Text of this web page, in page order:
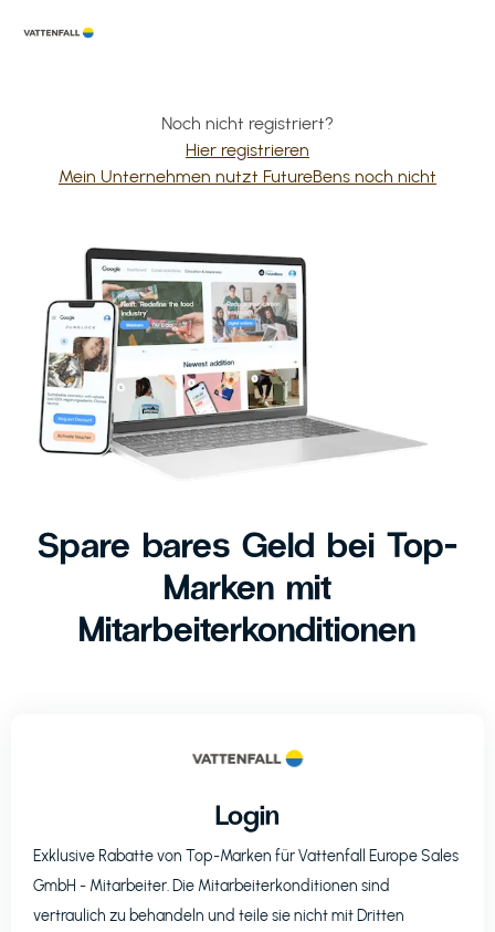
Noch nicht registriert?
Hier registrieren
Mein Unternehmen nutzt FutureBens noch nicht
Spare bares Geld bei Top-
Marken mit
Mitarbeiterkonditionen
Login
Exklusive Rabatte von Top-Marken fürVattenfall Europe Sales
GmbH - Mitarbeiter. Die Mitarbeiterkonditionen sind
vertraulich zu behandeln und teile sie nicht mit Dritten